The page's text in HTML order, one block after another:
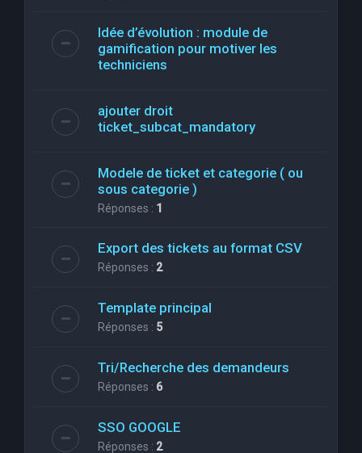
Idée d’évolution : module de
gamification pour motiver les
techniciens
ajouter droit
ticket_subcat_mandatory
Modele de ticket et categorie ( ou
sous categorie )
Réponses : 1
Export des tickets au format CSV
Réponses : 2
Template principal
Réponses : 5
Tri/Recherche des demandeurs
Réponses : 6
SSO GOOGLE
Réponses : 2